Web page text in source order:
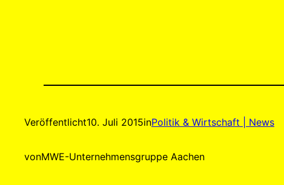
Veröffentlicht10. Juli 2015inPolitik & Wirtschaft | News
vonMWE-Unternehmensgruppe Aachen